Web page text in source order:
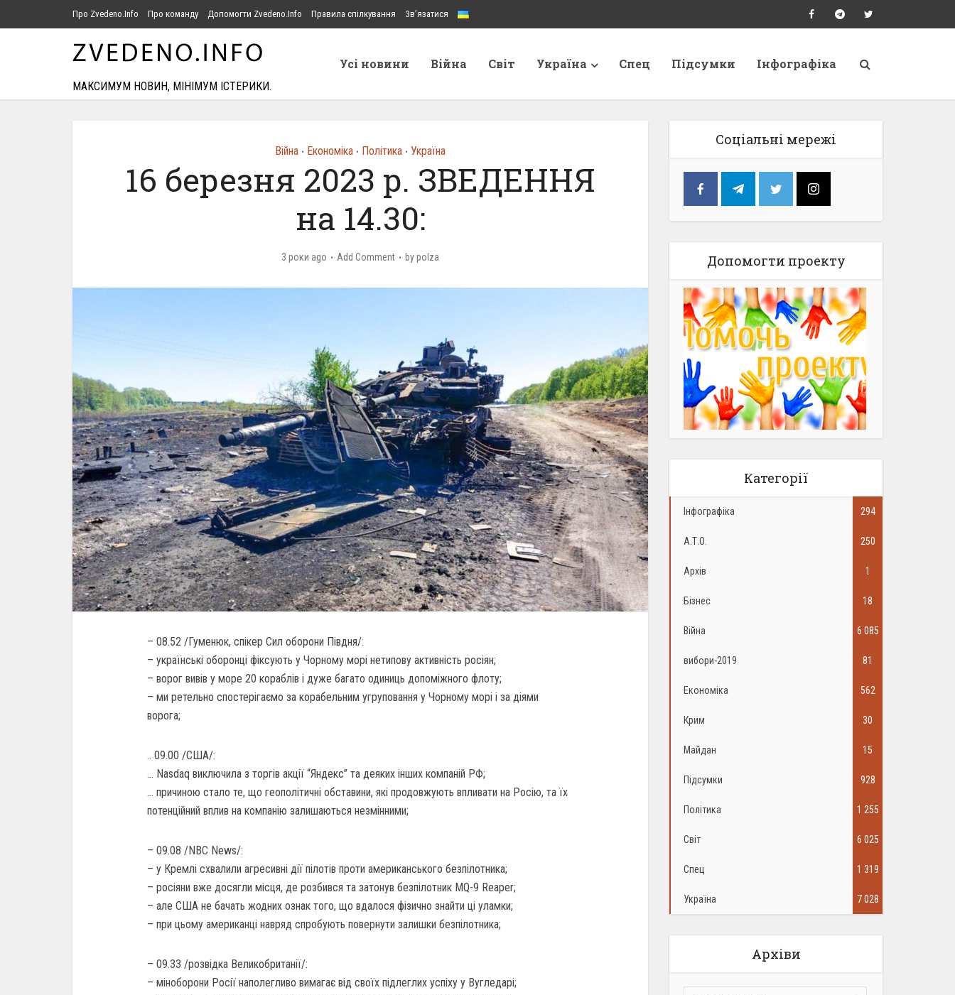
Про Zvedeno.Info Про команду Допомогти Zvedeno.Info Правила спілкування Зв’язатися
МАКСИМУМ НОВИН, МІНІМУМ ІСТЕРИКИ.
Усі новини Війна Світ Україна Спец Підсумки Інфографіка
Війна • Економіка • Політика • Україна
16 березня 2023 р. ЗВЕДЕННЯ
на 14.30:
3 роки ago Add Comment bypolza
– 08.52 /Гуменюк, спікер Сил оборони Півдня/:
– українські оборонці фіксують у Чорному морі нетипову активність росіян;
– ворог вивів у море 20 кораблів і дуже багато одиниць допоміжного флоту;
– ми ретельно спостерігаємо за корабельним угруповання у Чорному морі і за діями
ворога;
.. 09.00 /США/:
… Nasdaq виключила з торгів акції “Яндекс” та деяких інших компаній РФ;
… причиною стало те, що геополітичні обставини, які продовжують впливати на Росію, та їх
потенційний вплив на компанію залишаються незмінними;
– 09.08 /NBC News/:
– у Кремлі схвалили агресивні дії пілотів проти американського безпілотника;
– росіяни вже досягли місця, де розбився та затонув безпілотник MQ-9 Reaper;
– але США не бачать жодних ознак того, що вдалося фізично знайти ці уламки;
– при цьому американці навряд спробують повернути залишки безпілотника;
– 09.33 /розвідка Великобританії/:
– міноборони Росії наполегливо вимагає від своїх підлеглих успіху у Вугледарі;
Соціальні мережі
Допомогти проекту
Категорії
Інфографіка 294
А.Т.О. 250
Архів 1
Бізнес 18
Війна 6 085
вибори-2019 81
Економіка 562
Крим 30
Майдан 15
Підсумки 928
Політика 1 255
Світ 6 025
Спец 1 319
Україна 7 028
Архіви